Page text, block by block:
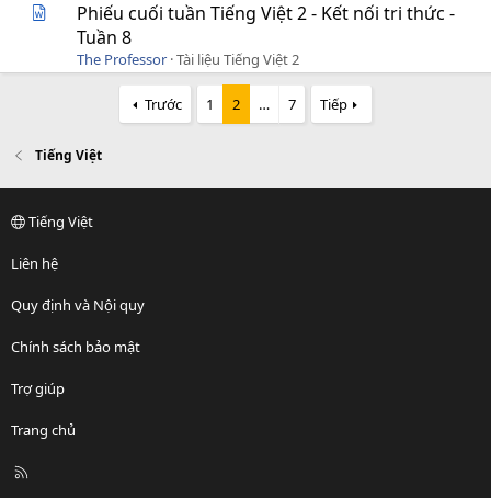
Phiếu cuối tuần Tiếng Việt 2 - Kết nối tri thức -
Tuần 8
The Professor Tài liệu Tiếng Việt 2
Trước 1 2 … 7 Tiếp
Tiếng Việt
Tiếng Việt
Liên hệ
Quy định và Nội quy
Chính sách bảo mật
Trợ giúp
Trang chủ
R